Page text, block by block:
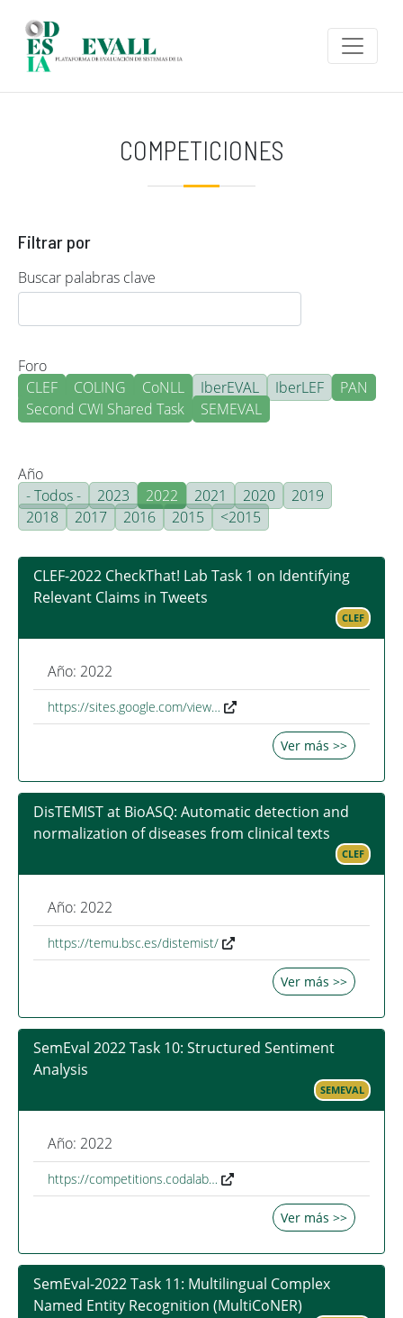
COMPETICIONES
Filtrar por
Buscar palabras clave
Foro
CLEF
COLING CoNLL IberEVAL IberLEF
PAN
Second CWI Shared Task
SEMEVAL
Año
- Todos -
2023 2022 2021 2020
2019
2018
2017 2016 2015 <2015
CLEF-2022 CheckThat! Lab Task 1 on Identifying
Relevant Claims in Tweets
CLEF
Año: 2022
https://sites.google.com/view…
Ver más >>
DisTEMIST at BioASQ: Automatic detection and
normalization of diseases from clinical texts
CLEF
Año: 2022
https://temu.bsc.es/distemist/
Ver más >>
SemEval 2022 Task 10: Structured Sentiment
Analysis
SEMEVAL
Año: 2022
https://competitions.codalab…
Ver más >>
SemEval-2022 Task 11: Multilingual Complex
Named Entity Recognition (MultiCoNER)